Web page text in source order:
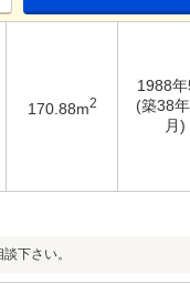
170.88m2
1988年
(築38
月)
下さい。